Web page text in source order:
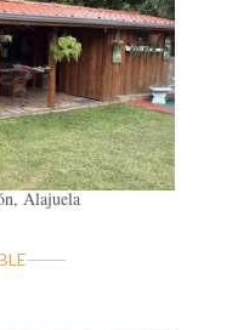
Alajuela